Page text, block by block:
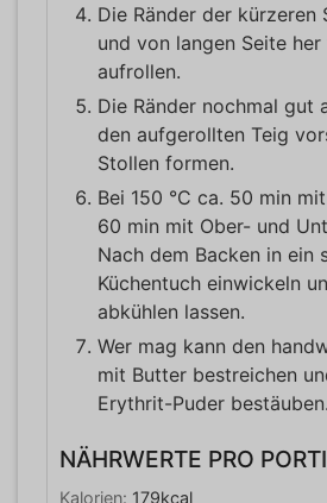
Die Ränder der kürzeren
und von langen Seite
aufrollen.
Die Ränder nochmal gut
den aufgerollten Teig
Stollen formen.
Bei 150 °C ca. 50 min
60 min mit Ober- und
Nach dem Backen in ein
Küchentuch einwickeln
abkühlen lassen.
Wer mag kann den
mit Butter bestreichen
Erythrit-Puder bestäuben.
NÄHRWERTE PRO
Kalorien: 179kcal